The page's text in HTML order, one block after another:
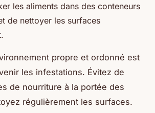
les aliments dans des conteneurs
de nettoyer les surfaces
propre et ordonné est
les infestations. Évitez de
de nourriture à la portée des
régulièrement les surfaces.